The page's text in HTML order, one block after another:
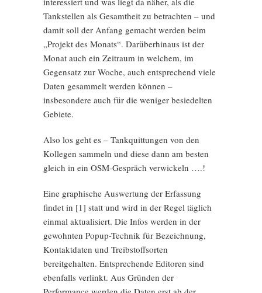
Tankstellen als Gesamtheit zu betrachten – und
damit soll der Anfang gemacht werden beim
„Projekt des Monats“. Darüberhinaus ist der
Monat auch ein Zeitraum in welchem, im
Gegensatz zur Woche, auch entsprechend viele
Daten gesammelt werden können –
insbesondere auch für die weniger besiedelten
Gebiete.
Also los geht es – Tankquittungen von den
Kollegen sammeln und diese dann am besten
gleich in ein OSM-Gespräch verwickeln ….!
Eine graphische Auswertung der Erfassung
findet in [1] statt und wird in der Regel täglich
einmal aktualisiert. Die Infos werden in der
gewohnten Popup-Technik für Bezeichnung,
Kontaktdaten und Treibstoffsorten
bereitgehalten. Entsprechende Editoren sind
ebenfalls verlinkt. Aus Gründen der